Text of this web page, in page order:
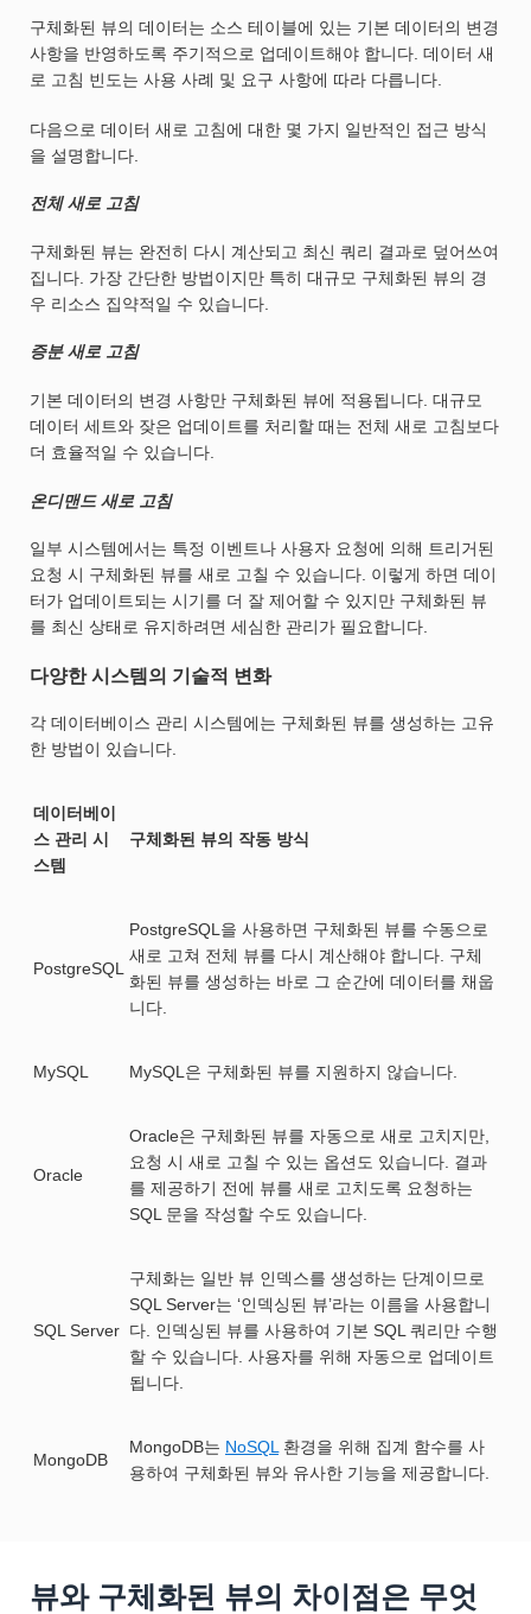
구체화된 뷰의 데이터는 소스 테이블에 있는 기본 데이터의 변경
사항을 반영하도록 주기적으로 업데이트해야 합니다. 데이터 새
로 고침 빈도는 사용 사례 및 요구 사항에 따라 다릅니다.
다음으로 데이터 새로 고침에 대한 몇 가지 일반적인 접근 방식
을 설명합니다.
전체 새로 고침
구체화된 뷰는 완전히 다시 계산되고 최신 쿼리 결과로 덮어쓰여
집니다. 가장 간단한 방법이지만 특히 대규모 구체화된 뷰의 경
우 리소스 집약적일 수 있습니다.
증분 새로 고침
기본 데이터의 변경 사항만 구체화된 뷰에 적용됩니다. 대규모
데이터 세트와 잦은 업데이트를 처리할 때는 전체 새로 고침보다
더 효율적일 수 있습니다.
온디맨드 새로 고침
일부 시스템에서는 특정 이벤트나 사용자 요청에 의해 트리거된
요청 시 구체화된 뷰를 새로 고칠 수 있습니다. 이렇게 하면 데이
터가 업데이트되는 시기를 더 잘 제어할 수 있지만 구체화된 뷰
를 최신 상태로 유지하려면 세심한 관리가 필요합니다.
다양한 시스템의 기술적 변화
각 데이터베이스 관리 시스템에는 구체화된 뷰를 생성하는 고유
한 방법이 있습니다.
데이터베이
스 관리 시
스템
구체화된 뷰의 작동 방식
PostgreSQL
PostgreSQL을 사용하면 구체화된 뷰를 수동으로
새로 고쳐 전체 뷰를 다시 계산해야 합니다. 구체
화된 뷰를 생성하는 바로 그 순간에 데이터를 채웁
니다.
MySQL MySQL은 구체화된 뷰를 지원하지 않습니다.
Oracle
Oracle은 구체화된 뷰를 자동으로 새로 고치지만,
요청 시 새로 고칠 수 있는 옵션도 있습니다. 결과
를 제공하기 전에 뷰를 새로 고치도록 요청하는
SQL 문을 작성할 수도 있습니다.
SQL Server
구체화는 일반 뷰 인덱스를 생성하는 단계이므로
SQL Server는 ‘인덱싱된 뷰’라는 이름을 사용합니
다. 인덱싱된 뷰를 사용하여 기본 SQL 쿼리만 수행
할 수 있습니다. 사용자를 위해 자동으로 업데이트
됩니다.
MongoDB
MongoDB는 NoSQL 환경을 위해 집계 함수를 사
용하여 구체화된 뷰와 유사한 기능을 제공합니다.
뷰와 구체화된 뷰의 차이점은 무엇